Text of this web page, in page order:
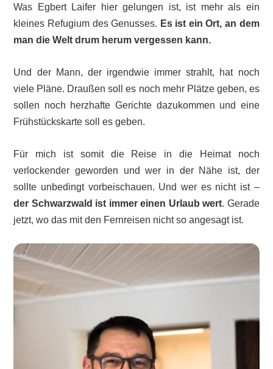
Was Egbert Laifer hier gelungen ist, ist mehr als ein
kleines Refugium des Genusses. Es ist ein Ort, an dem
man die Welt drum herum vergessen kann.
Und der Mann, der irgendwie immer strahlt, hat noch
viele Pläne. Draußen soll es noch mehr Plätze geben, es
sollen noch herzhafte Gerichte dazukommen und eine
Frühstückskarte soll es geben.
Für mich ist somit die Reise in die Heimat noch
verlockender geworden und wer in der Nähe ist, der
sollte unbedingt vorbeischauen. Und wer es nicht ist –
der Schwarzwald ist immer einen Urlaub wert. Gerade
jetzt, wo das mit den Fernreisen nicht so angesagt ist.